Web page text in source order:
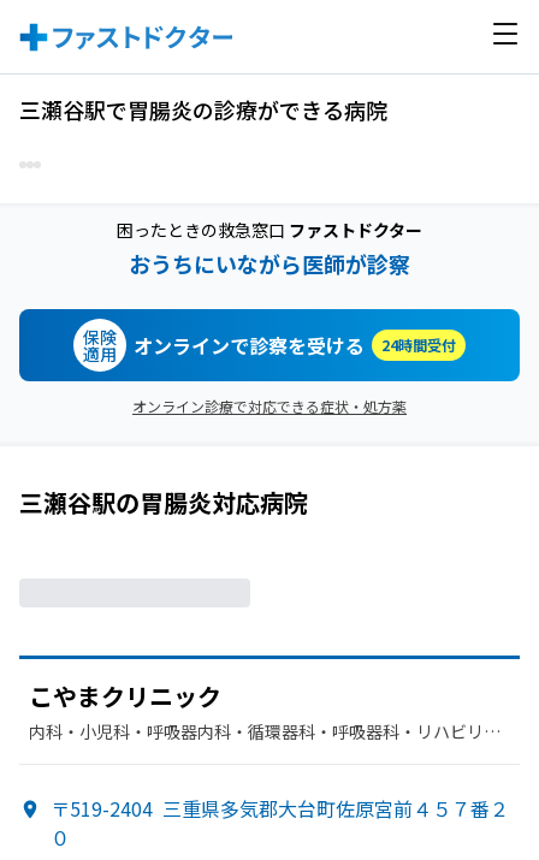
三瀬谷駅で胃腸炎の診療ができる病院
困ったときの救急窓口 ファストドクター
おうちにいながら医師が診察
保険
適用 オンラインで診察を受ける 24時間受付
オンライン診療で対応できる症状・処方薬
三瀬谷駅の胃腸炎対応病院
こやまクリニック
内科・​小児科・​呼吸器内科・​循環器科・​呼吸器科・​リハビリテ
〒519-2404 三重県多気郡大台町佐原宮前４５７番２
０